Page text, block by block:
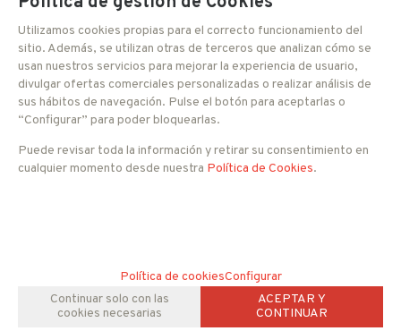
Utilizamos cookies propias para el correcto funcionamiento del
sitio. Además, se utilizan otras de terceros que analizan cómo se
usan nuestros servicios para mejorar la experiencia de usuario,
divulgar ofertas comerciales personalizadas o realizar análisis de
sus hábitos de navegación. Pulse el botón para aceptarlas o
“Configurar” para poder bloquearlas.
Puede revisar toda la información y retirar su consentimiento en
cualquier momento desde nuestra Política de Cookies.
Política de cookiesConfigurar
Continuar solo con las
cookies necesarias
ACEPTAR Y
CONTINUAR